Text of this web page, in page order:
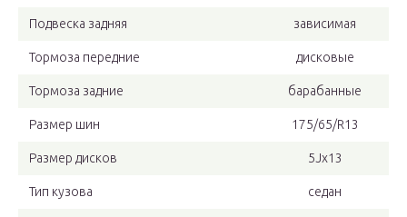
Подвеска задняя зависимая
Тормоза передние дисковые
Тормоза задние барабанные
Размер шин 175/65/R13
Размер дисков 5Jx13
Тип кузова седан